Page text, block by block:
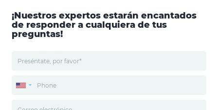
¡Nuestros expertos estarán encantados
de responder a cualquiera de tus
preguntas!